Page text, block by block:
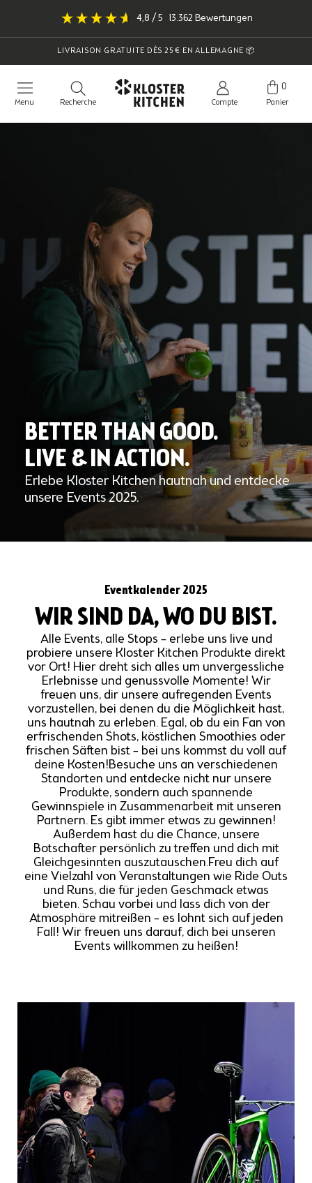
contenu
4,8 / 5 13.362 Bewertungen
LIVRAISON GRATUITE DÈS 25 € EN ALLEMAGNE 📦
Menu Recherche Compte
0
Panier
BETTER THAN GOOD.
LIVE & IN ACTION.
Erlebe Kloster Kitchen hautnah und entdecke
unsere Events 2025.
Eventkalender 2025
WIR SIND DA, WO DU BIST.
Alle Events, alle Stops – erlebe uns live und
probiere unsere Kloster Kitchen Produkte direkt
vor Ort! Hier dreht sich alles um unvergessliche
Erlebnisse und genussvolle Momente! Wir
freuen uns, dir unsere aufregenden Events
vorzustellen, bei denen du die Möglichkeit hast,
uns hautnah zu erleben. Egal, ob du ein Fan von
erfrischenden Shots, köstlichen Smoothies oder
frischen Säften bist – bei uns kommst du voll auf
deine Kosten!Besuche uns an verschiedenen
Standorten und entdecke nicht nur unsere
Produkte, sondern auch spannende
Gewinnspiele in Zusammenarbeit mit unseren
Partnern. Es gibt immer etwas zu gewinnen!
Außerdem hast du die Chance, unsere
Botschafter persönlich zu treffen und dich mit
Gleichgesinnten auszutauschen.Freu dich auf
eine Vielzahl von Veranstaltungen wie Ride Outs
und Runs, die für jeden Geschmack etwas
bieten. Schau vorbei und lass dich von der
Atmosphäre mitreißen – es lohnt sich auf jeden
Fall! Wir freuen uns darauf, dich bei unseren
Events willkommen zu heißen!